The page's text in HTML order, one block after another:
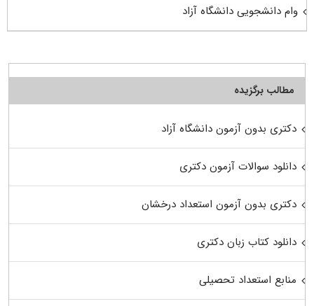
وام دانشجویی دانشگاه آزاد
مطالب برگزیده
دکتری بدون آزمون دانشگاه آزاد
دانلود سوالات آزمون دکتری
دکتری بدون آزمون استعداد درخشان
دانلود کتاب زبان دکتری
منابع استعداد تحصیلی